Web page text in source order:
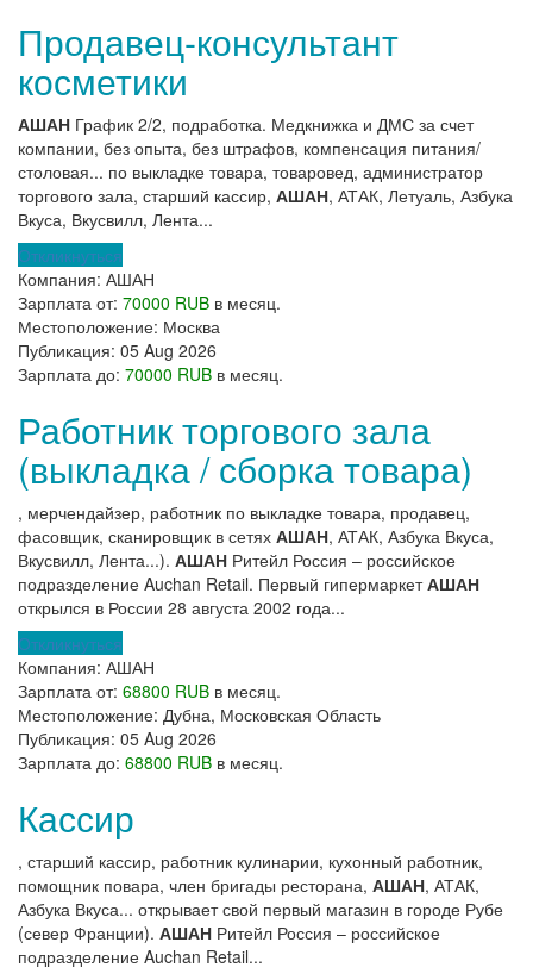
Продавец-консультант
косметики
АШАН График 2/2, подработка. Медкнижка и ДМС за счет
компании, без опыта, без штрафов, компенсация питания/
столовая... по выкладке товара, товаровед, администратор
торгового зала, старший кассир, АШАН, АТАК, Летуаль, Азбука
Вкуса, Вкусвилл, Лента...
Откликнуться
Компания: АШАН
Зарплата от: 70000 RUB в месяц.
Местоположение: Москва
Публикация: 05 Aug 2026
Зарплата до: 70000 RUB в месяц.
Работник торгового зала
(выкладка / сборка товара)
, мерчендайзер, работник по выкладке товара, продавец,
фасовщик, сканировщик в сетях АШАН, АТАК, Азбука Вкуса,
Вкусвилл, Лента...). АШАН Ритейл Россия – российское
подразделение Auchan Retail. Первый гипермаркетАШАН
открылся в России 28 августа 2002 года...
Откликнуться
Компания: АШАН
Зарплата от: 68800 RUB в месяц.
Местоположение: Дубна, Московская Область
Публикация: 05 Aug 2026
Зарплата до: 68800 RUB в месяц.
Кассир
, старший кассир, работник кулинарии, кухонный работник,
помощник повара, член бригады ресторана, АШАН, АТАК,
Азбука Вкуса... открывает свой первый магазин в городе Рубе
(север Франции). АШАН Ритейл Россия – российское
подразделение Auchan Retail...